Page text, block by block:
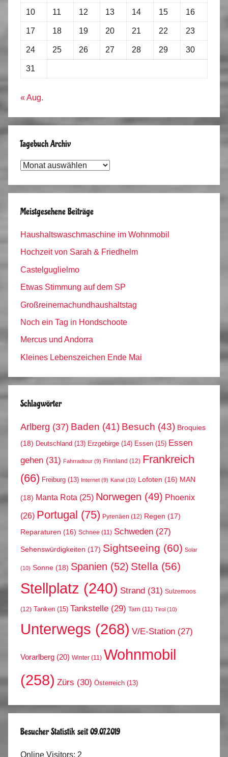
10 11 12 13 14 15 16
17 18 19 20 21 22 23
24 25 26 27 28 29 30
31
« Aug.
Tagebuch Archiv
Tagebuch
Meistgesehene Beiträge
Haushaltswaschmaschine im Wohnmobil
Hochzeit von Sarah & Friedhelm
Castelguglielmo
Etwas Stimmung auf dem SP
Großreinemachundhaushaltstag
Noch ein Tag in Hondschoote
Mercus und Andorra
Kleines Lebenszeichen Ende Mai
Schlagwörter
Arlberg (37) Baden (41) Besuch (43) Broquies
(18) Deutschland (13) Erzgebirge (14) Essen (15) Essen
gehen (31) Fahrradtour (9) Finnland (12) Frankreich
(66) Freiburg (13) Internet (9) Kanal (10) Lofoten (16) MAN
(18) Manta Rota (25) Norwegen (49) Phoenix
(26) Portugal (75) Pyrenäen (12) Regen (17)
Reparaturen (16) Schnee (11) Schweden (27)
Sehenswürdigkeiten (17) Sightseeing (60) Solar
(10) Sonne (18) Spanien (52) Stella (56)
Stellplatz (240) Strand (31) Sulzemoos
(12) Tanken (15) Tankstelle (29) Tarn (11) Tirol (10)
Unterwegs (268) V/E-Station (27)
Vorarlberg (20) Winter (11) Wohnmobil
(258) Zürs (30) Österreich (13)
Besucher Statistik seit 09.07.2019
Online Visitors: 2